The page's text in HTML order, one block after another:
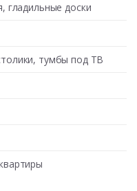
гладильные доски
тумбы под ТВ